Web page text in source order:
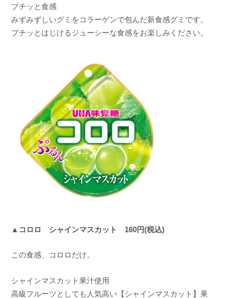
プチッと食感
みずみずしいグミをコラーゲンで包んだ新食感グミです。
プチッとはじけるジューシーな食感をお楽しみください。
▲コロロ シャインマスカット 160円(税込)
この食感、コロロだけ。
シャインマスカット果汁使用
高級フルーツとしても人気高い【シャインマスカット】果